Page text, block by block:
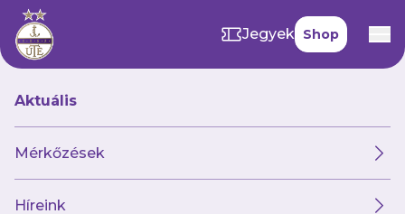
Jegyek Shop
Aktuális
Mérkőzések
Híreink